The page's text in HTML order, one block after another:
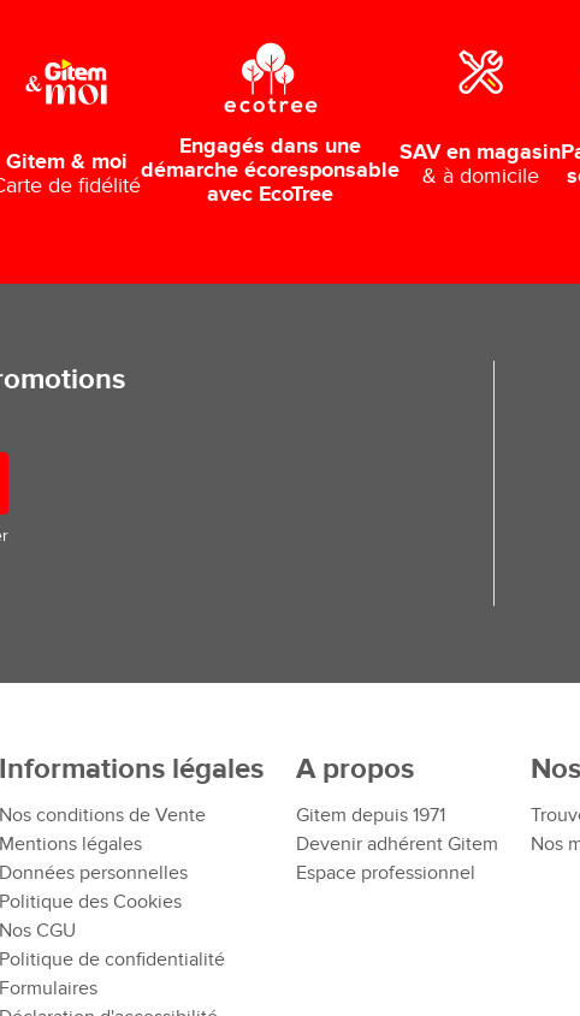
Gitem & moi
de fidélité
Engagés dans une
démarche écoresponsable
avec EcoTree
SAV en magasin
& à domicile
Informations légales
Nos conditions de Vente
Mentions légales
Données personnelles
Politique des Cookies
Nos CGU
Politique de confidentialité
Formulaires
A propos
Gitem depuis 1971
Devenir adhérent Gitem
Espace professionnel
Nos